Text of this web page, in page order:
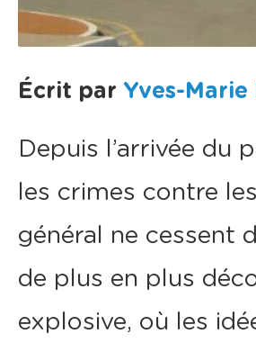
Écrit par Yves-
Depuis l’arrivée du
les crimes contre
général ne cessent
de plus en plus
explosive, où les